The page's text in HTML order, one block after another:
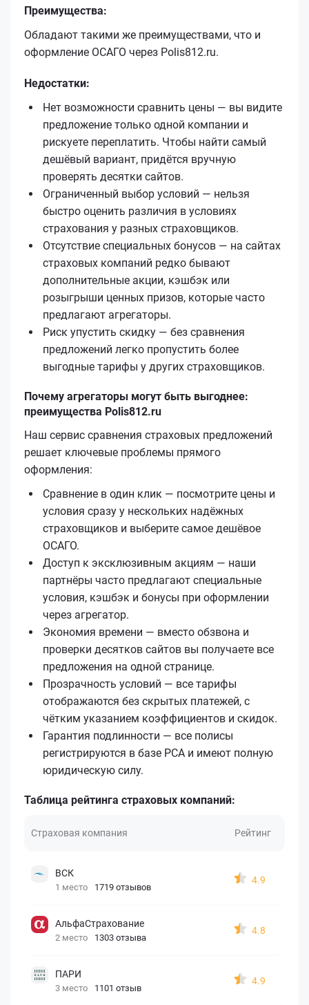
Преимущества:
Обладают такими же преимуществами, что и
оформление ОСАГО через Polis812.ru.
Недостатки:
Нет возможности сравнить цены — вы видите
предложение только одной компании и
рискуете переплатить. Чтобы найти самый
дешёвый вариант, придётся вручную
проверять десятки сайтов.
Ограниченный выбор условий — нельзя
быстро оценить различия в условиях
страхования у разных страховщиков.
Отсутствие специальных бонусов — на сайтах
страховых компаний редко бывают
дополнительные акции, кэшбэк или
розыгрыши ценных призов, которые часто
предлагают агрегаторы.
Риск упустить скидку — без сравнения
предложений легко пропустить более
выгодные тарифы у других страховщиков.
Почему агрегаторы могут быть выгоднее:
преимущества Polis812.ru
Наш сервис сравнения страховых предложений
решает ключевые проблемы прямого
оформления:
Сравнение в один клик — посмотрите цены и
условия сразу у нескольких надёжных
страховщиков и выберите самое дешёвое
ОСАГО.
Доступ к эксклюзивным акциям — наши
партнёры часто предлагают специальные
условия, кэшбэк и бонусы при оформлении
через агрегатор.
Экономия времени — вместо обзвона и
проверки десятков сайтов вы получаете все
предложения на одной странице.
Прозрачность условий — все тарифы
отображаются без скрытых платежей, с
чётким указанием коэффициентов и скидок.
Гарантия подлинности — все полисы
регистрируются в базе РСА и имеют полную
юридическую силу.
Таблица рейтинга страховых компаний:
Страховая компания Рейтинг
ВСК
1 место 1719 отзывов
4.9
АльфаСтрахование
2 место 1303 отзыва
4.8
ПАРИ
3 место 1101 отзыв
4.9